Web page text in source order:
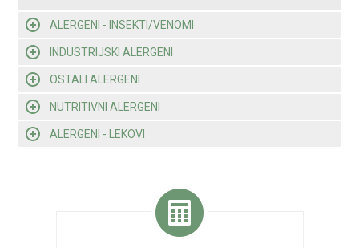
ALERGENI - INSEKTI/VENOMI
INDUSTRIJSKI ALERGENI
OSTALI ALERGENI
NUTRITIVNI ALERGENI
ALERGENI - LEKOVI